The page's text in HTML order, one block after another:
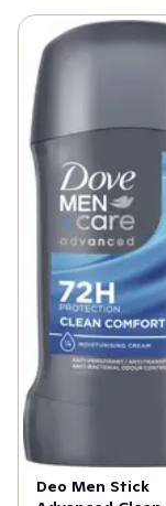
Deo Men Stick